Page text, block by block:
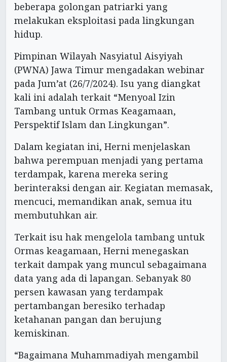
beberapa golongan patriarki yang
melakukan eksploitasi pada lingkungan
hidup.
Pimpinan Wilayah Nasyiatul Aisyiyah
(PWNA) Jawa Timur mengadakan webinar
pada Jum’at (26/7/2024). Isu yang diangkat
kali ini adalah terkait “Menyoal Izin
Tambang untuk Ormas Keagamaan,
Perspektif Islam dan Lingkungan”.
Dalam kegiatan ini, Herni menjelaskan
bahwa perempuan menjadi yang pertama
terdampak, karena mereka sering
berinteraksi dengan air. Kegiatan memasak,
mencuci, memandikan anak, semua itu
membutuhkan air.
Terkait isu hak mengelola tambang untuk
Ormas keagamaan, Herni menegaskan
terkait dampak yang muncul sebagaimana
data yang ada di lapangan. Sebanyak 80
persen kawasan yang terdampak
pertambangan beresiko terhadap
ketahanan pangan dan berujung
kemiskinan.
“Bagaimana Muhammadiyah mengambil